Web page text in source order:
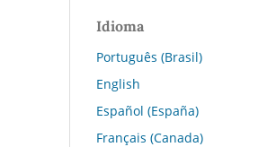
Idioma
Português (Brasil)
English
Español (España)
Français (Canada)